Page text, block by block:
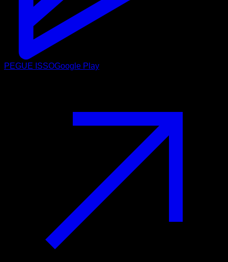
PEGUE ISSOGoogle Play